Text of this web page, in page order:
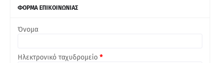
ΦΟΡΜΑ ΕΠΙΚΟΙΝΩΝΙΑΣ
Όνομα
Ηλεκτρονικό ταχυδρομείο *